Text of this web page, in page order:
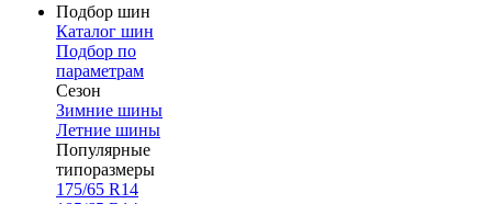
Подбор шин
Каталог шин
Подбор по
параметрам
Сезон
Зимние шины
Летние шины
Популярные
типоразмеры
175/65 R14